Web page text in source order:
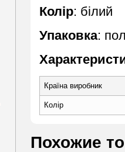
Колір: білий
Упаковка:
Країна виробник
Колір
Похожие